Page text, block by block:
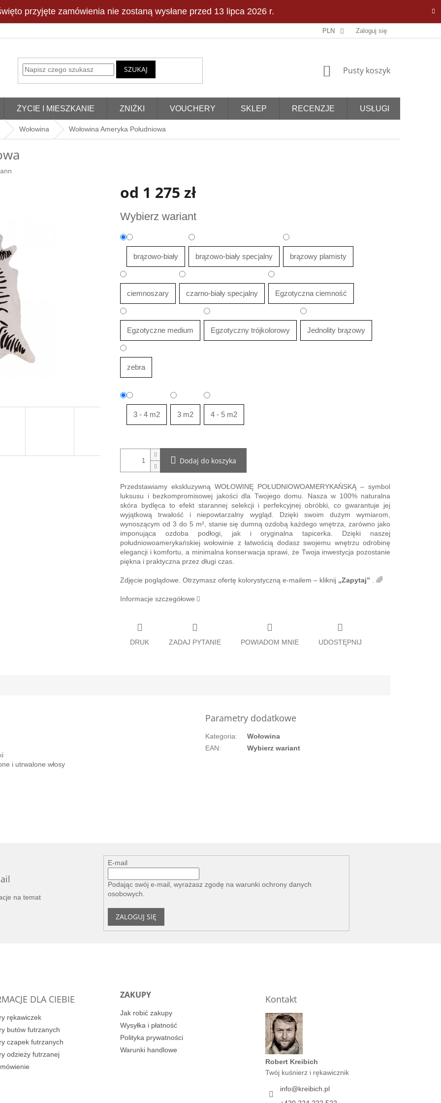
przyjęte zamówienia nie zostaną wysłane przed 13 lipca 2026 r.
PLN Zaloguj się
SZUKAJ KOSZYK
Pusty koszyk
ŻYCIE I MIESZKANIE ZNIŻKI VOUCHERY SKLEP RECENZJE USŁUGI
Wołowina Wołowina Ameryka Południowa
od 1 275 zł
jednostkowa:
Wybierz wariant
brązowo-biały brązowo-biały specjalny brązowy plamisty
ciemnoszary czarno-biały specjalny Egzotyczna ciemność
Egzotyczne medium Egzotyczny trójkolorowy Jednolity brązowy
zebra
3 - 4 m2 3 m2 4 - 5 m2
Dodaj do koszyka
Przedstawiamy ekskluzywną WOŁOWINĘ POŁUDNIOWOAMERYKAŃSKĄ – symbol
luksusu i bezkompromisowej jakości dla Twojego domu. Nasza w 100% naturalna
skóra bydlęca to efekt starannej selekcji i perfekcyjnej obróbki, co gwarantuje jej
wyjątkową trwałość i niepowtarzalny wygląd. Dzięki swoim dużym wymiarom,
wynoszącym od 3 do 5 m², stanie się dumną ozdobą każdego wnętrza, zarówno jako
imponująca ozdoba podłogi, jak i oryginalna tapicerka. Dzięki naszej
południowoamerykańskiej wołowinie z łatwością dodasz swojemu wnętrzu odrobinę
elegancji i komfortu, a minimalna konserwacja sprawi, że Twoja inwestycja pozostanie
piękna i praktyczna przez długi czas.
Zdjęcie poglądowe. Otrzymasz ofertę kolorystyczną e-mailem – kliknij „Zapytaj” . 🌈
Informacje szczegółowe
DRUK ZADAJ PYTANIE POWIADOM MNIE UDOSTĘPNIJ
i utrwalone włosy
Parametry dodatkowe
Kategoria:
Wołowina
EAN: Wybierz wariant
na temat
E-mail
Podając swój e-mail, wyrażasz zgodę nawarunki ochrony danych
osobowych
ZALOGUJ SIĘ
DLA CIEBIE
rękawiczek
butów futrzanych
czapek futrzanych
odzieży futrzanej
ZAKUPY
Jak robić zakupy
Wysyłka i płatność
Polityka prywatności
Warunki handlowe
Kontakt
Robert Kreibich
Twój kuśnierz i rękawicznik
info@kreibich.pl